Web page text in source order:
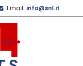
Email: info@snl.it